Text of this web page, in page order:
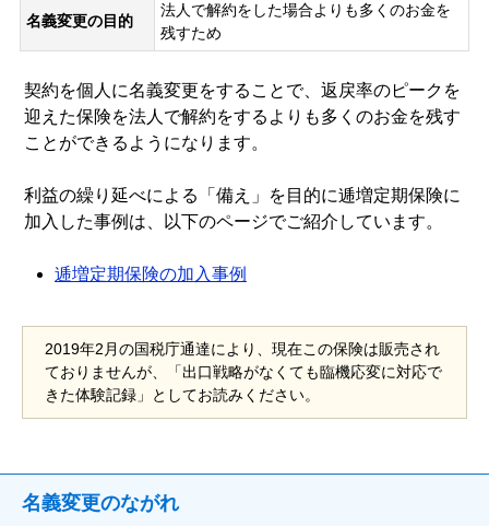
名義変更の目的
法人で解約をした場合よりも多くのお金を
残すため
契約を個人に名義変更をすることで、返戻率のピークを
迎えた保険を法人で解約をするよりも多くのお金を残す
ことができるようになります。
利益の繰り延べによる「備え」を目的に逓増定期保険に
加入した事例は、以下のページでご紹介しています。
逓増定期保険の加入事例
2019年2月の国税庁通達により、現在この保険は販売され
ておりませんが、「出口戦略がなくても臨機応変に対応で
きた体験記録」としてお読みください。
名義変更のながれ